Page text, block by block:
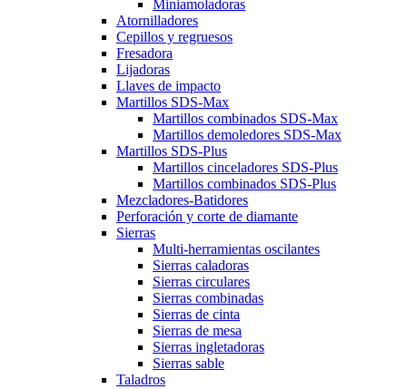
Miniamoladoras
Atornilladores
Cepillos y regruesos
Fresadora
Lijadoras
Llaves de impacto
Martillos SDS-Max
Martillos combinados SDS-Max
Martillos demoledores SDS-Max
Martillos SDS-Plus
Martillos cinceladores SDS-Plus
Martillos combinados SDS-Plus
Mezcladores-Batidores
Perforación y corte de diamante
Sierras
Multi-herramientas oscilantes
Sierras caladoras
Sierras circulares
Sierras combinadas
Sierras de cinta
Sierras de mesa
Sierras ingletadoras
Sierras sable
Taladros